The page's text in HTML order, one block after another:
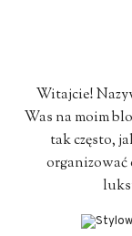
Witajcie!
Was na moim
tak często,
organizować